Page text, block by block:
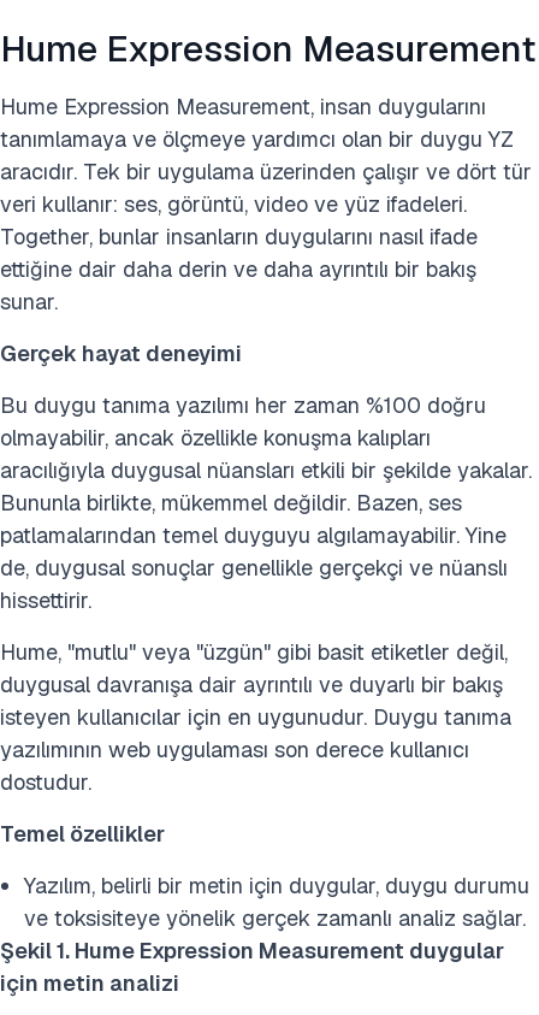
Hume Expression Measurement
Hume Expression Measurement, insan duygularını
tanımlamaya ve ölçmeye yardımcı olan bir duygu YZ
aracıdır. Tek bir uygulama üzerinden çalışır ve dört tür
veri kullanır: ses, görüntü, video ve yüz ifadeleri.
Together, bunlar insanların duygularını nasıl ifade
ettiğine dair daha derin ve daha ayrıntılı bir bakış
sunar.
Gerçek hayat deneyimi
Bu duygu tanıma yazılımı her zaman %100 doğru
olmayabilir, ancak özellikle konuşma kalıpları
aracılığıyla duygusal nüansları etkili bir şekilde yakalar.
Bununla birlikte, mükemmel değildir. Bazen, ses
patlamalarından temel duyguyu algılamayabilir. Yine
de, duygusal sonuçlar genellikle gerçekçi ve nüanslı
hissettirir.
Hume, "mutlu" veya "üzgün" gibi basit etiketler değil,
duygusal davranışa dair ayrıntılı ve duyarlı bir bakış
isteyen kullanıcılar için en uygunudur. Duygu tanıma
yazılımının web uygulaması son derece kullanıcı
dostudur.
Temel özellikler
Yazılım, belirli bir metin için duygular, duygu durumu
ve toksisiteye yönelik gerçek zamanlı analiz sağlar.
Şekil 1. Hume Expression Measurement duygular
için metin analizi